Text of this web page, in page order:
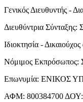
Γενικός Διευθυντής -
Διευθύντρια Σύνταξης:
Ιδιοκτησία -
Νόμιμος Εκπρόσωπος:
Επωνυμία: ΕΝΙΚΟΣ
ΑΦΜ: 800384700 ΔΟΥ: